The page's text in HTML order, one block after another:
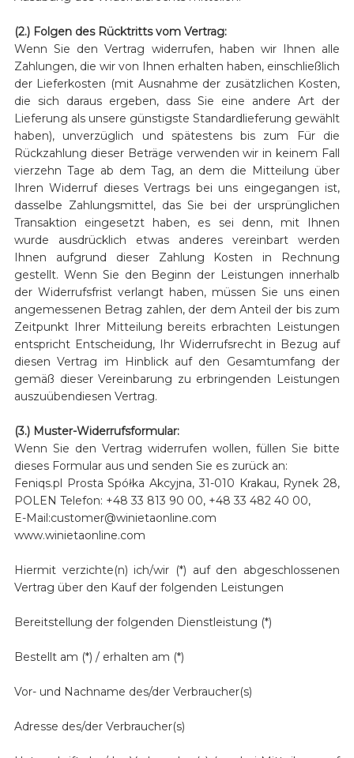
(2.) Folgen des Rücktritts vom Vertrag:
Wenn Sie den Vertrag widerrufen, haben wir Ihnen alle
Zahlungen, die wir von Ihnen erhalten haben, einschließlich
der Lieferkosten (mit Ausnahme der zusätzlichen Kosten,
die sich daraus ergeben, dass Sie eine andere Art der
Lieferung als unsere günstigste Standardlieferung gewählt
haben), unverzüglich und spätestens bis zum Für die
Rückzahlung dieser Beträge verwenden wir in keinem Fall
vierzehn Tage ab dem Tag, an dem die Mitteilung über
Ihren Widerruf dieses Vertrags bei uns eingegangen ist,
dasselbe Zahlungsmittel, das Sie bei der ursprünglichen
Transaktion eingesetzt haben, es sei denn, mit Ihnen
wurde ausdrücklich etwas anderes vereinbart werden
Ihnen aufgrund dieser Zahlung Kosten in Rechnung
gestellt. Wenn Sie den Beginn der Leistungen innerhalb
der Widerrufsfrist verlangt haben, müssen Sie uns einen
angemessenen Betrag zahlen, der dem Anteil der bis zum
Zeitpunkt Ihrer Mitteilung bereits erbrachten Leistungen
entspricht Entscheidung, Ihr Widerrufsrecht in Bezug auf
diesen Vertrag im Hinblick auf den Gesamtumfang der
gemäß dieser Vereinbarung zu erbringenden Leistungen
auszuübendiesen Vertrag.
(3.) Muster-Widerrufsformular:
Wenn Sie den Vertrag widerrufen wollen, füllen Sie bitte
dieses Formular aus und senden Sie es zurück an:
Feniqs.pl Prosta Spółka Akcyjna, 31-010 Krakau, Rynek 28,
POLEN Telefon: +48 33 813 90 00, +48 33 482 40 00,
E-Mail:customer@winietaonline.com
www.winietaonline.com
Hiermit verzichte(n) ich/wir (*) auf den abgeschlossenen
Vertrag über den Kauf der folgenden Leistungen
Bereitstellung der folgenden Dienstleistung (*)
Bestellt am (*) / erhalten am (*)
Vor- und Nachname des/der Verbraucher(s)
Adresse des/der Verbraucher(s)